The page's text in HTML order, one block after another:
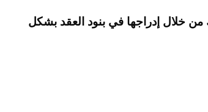
من خلال إدراجها في بنود العقد بشكل